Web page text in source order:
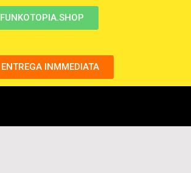
FUNKOTOPIA.SHOP
ENTREGA INMMEDIATA